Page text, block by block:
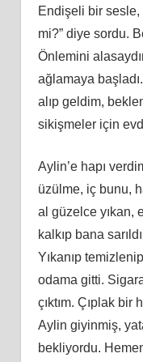
Endişeli bir sesle,
mi?” diye sordu.
Önlemini
ağlamaya
alıp geldim,
sikişmeler için
Aylin’e hapı
üzülme, iç bunu,
al güzelce yıkan,
kalkıp bana
Yıkanıp
odama gitti.
çıktım. Çıplak
Aylin giyinmiş,
bekliyordu.